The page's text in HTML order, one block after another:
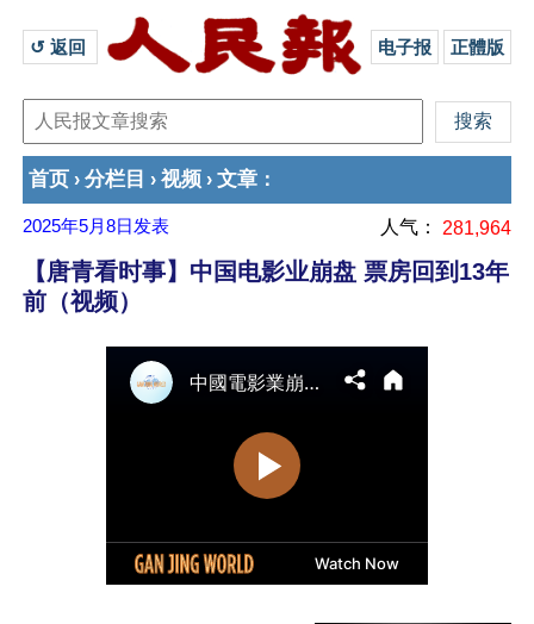
↺ 返回 电子报 正體版
首页 › 分栏目 › 视频 › 文章 ：
2025年5月8日 发表 人气： 281,964
【唐青看时事】中国电影业崩盘 票房回到13年
前（视频）